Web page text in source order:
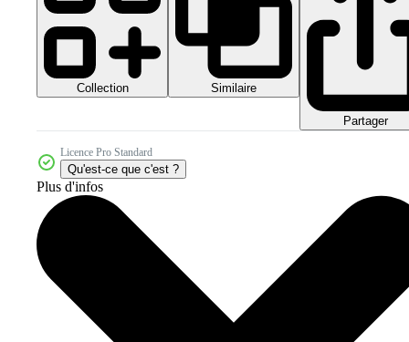
Collection Similaire
Partager
Licence Pro Standard
Qu'est-ce que c'est ?
Plus d'infos